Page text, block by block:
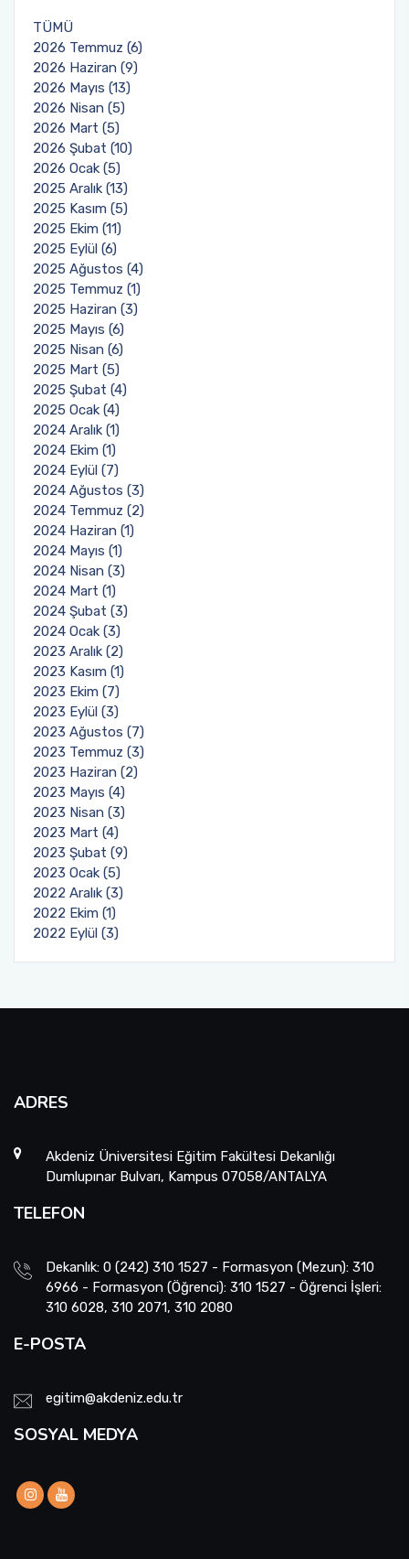
TÜMÜ
2026 Temmuz (6)
2026 Haziran (9)
2026 Mayıs (13)
2026 Nisan (5)
2026 Mart (5)
2026 Şubat (10)
2026 Ocak (5)
2025 Aralık (13)
2025 Kasım (5)
2025 Ekim (11)
2025 Eylül (6)
2025 Ağustos (4)
2025 Temmuz (1)
2025 Haziran (3)
2025 Mayıs (6)
2025 Nisan (6)
2025 Mart (5)
2025 Şubat (4)
2025 Ocak (4)
2024 Aralık (1)
2024 Ekim (1)
2024 Eylül (7)
2024 Ağustos (3)
2024 Temmuz (2)
2024 Haziran (1)
2024 Mayıs (1)
2024 Nisan (3)
2024 Mart (1)
2024 Şubat (3)
2024 Ocak (3)
2023 Aralık (2)
2023 Kasım (1)
2023 Ekim (7)
2023 Eylül (3)
2023 Ağustos (7)
2023 Temmuz (3)
2023 Haziran (2)
2023 Mayıs (4)
2023 Nisan (3)
2023 Mart (4)
2023 Şubat (9)
2023 Ocak (5)
2022 Aralık (3)
2022 Ekim (1)
2022 Eylül (3)
ADRES
Akdeniz Üniversitesi Eğitim Fakültesi Dekanlığı
Dumlupınar Bulvarı, Kampus 07058/ANTALYA
TELEFON
Dekanlık: 0 (242) 310 1527 - Formasyon (Mezun): 310
6966 - Formasyon (Öğrenci): 310 1527 - Öğrenci İşleri:
310 6028, 310 2071, 310 2080
E-POSTA
egitim@akdeniz.edu.tr
SOSYAL MEDYA